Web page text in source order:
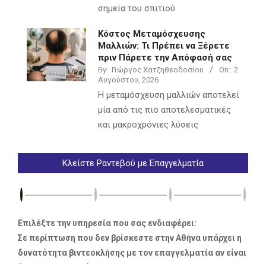
σημεία του σπιτιού
Κόστος Μεταμόσχευσης
Μαλλιών: Τι Πρέπει να Ξέρετε
πριν Πάρετε την Απόφασή σας
By: Γιώργος Χατζηθεοδοσίου On: 2
Αυγούστου, 2026
Η μεταμόσχευση μαλλιών αποτελεί
μία από τις πιο αποτελεσματικές
και μακροχρόνιες λύσεις
Κλείστε Ραντεβού με Επαγγελματία
Επιλέξτε την υπηρεσία που σας ενδιαφέρει:
Σε περίπτωση που δεν βρίσκεστε στην Αθήνα υπάρχει η
δυνατότητα βιντεοκλήσης με τον επαγγελματία αν είναι